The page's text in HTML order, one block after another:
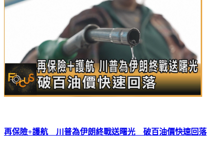
再保險+護航 川普為伊朗終戰送曙光 破百油價快速回落